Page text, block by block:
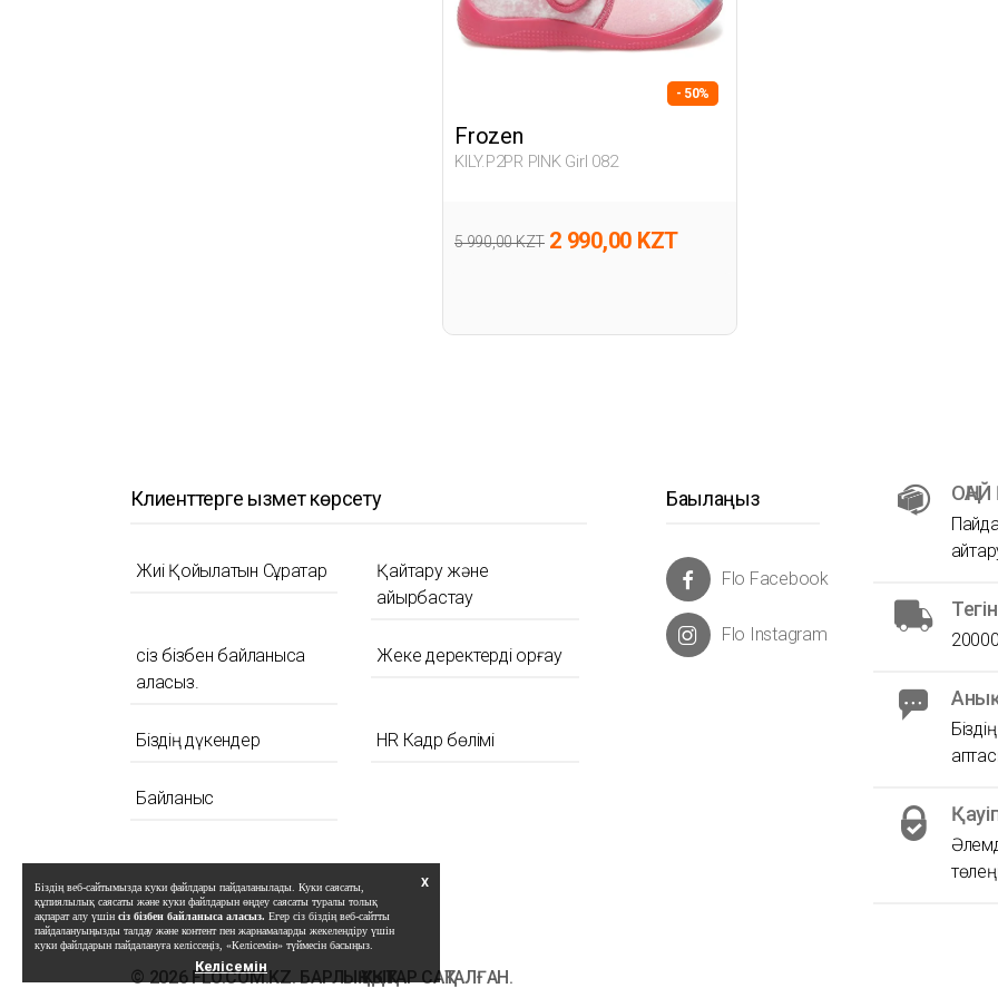
- 50%
Frozen
KILY.P2PR PINK Girl 082
5 990,00 KZT 2 990,00 KZT
Клиенттерге қызмет көрсету
Жиі Қойылатын Сұрақтар
Қайтару және
айырбастау
сіз бізбен байланыса
аласыз.
Жеке деректерді қорғау
Біздің дүкендер HR Кадр бөлімі
Байланыс
Бақылаңыз
Flo Facebook
Flo Instagram
© 2026 FLO.COM.KZ. БАРЛЫҚ ҚҰҚЫҚТАР САҚТАЛҒАН.
X
Біздің веб-сайтымызда куки файлдары пайдаланылады. Куки саясаты,
құпиялылық саясаты және куки файлдарын өңдеу саясаты туралы толық
ақпарат алу үшін сіз бізбен байланыса аласыз. Егер сіз біздің веб-сайтты
пайдалануыңызды талдау және контент пен жарнамаларды жекелендіру үшін
куки файлдарын пайдалануға келіссеңіз, «Келісемін» түймесін басыңыз.
Келісемін